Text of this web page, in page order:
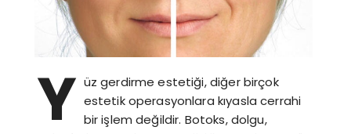
Y üz gerdirme estetiği, diğer birçok
estetik operasyonlara kıyasla cerrahi
bir işlem değildir. Botoks, dolgu,